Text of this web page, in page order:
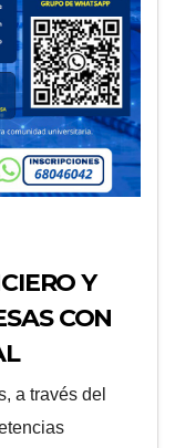
Y
CON
a través del